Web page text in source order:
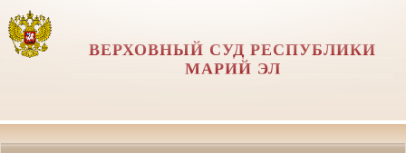
ВЕРХОВНЫЙ СУД РЕСПУБЛИКИ
МАРИЙ ЭЛ